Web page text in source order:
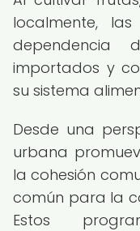
localmente,
dependencia
importados y
su sistema
Desde una
urbana
la cohesión
común para la
Estos